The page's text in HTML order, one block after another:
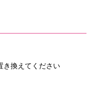
ください